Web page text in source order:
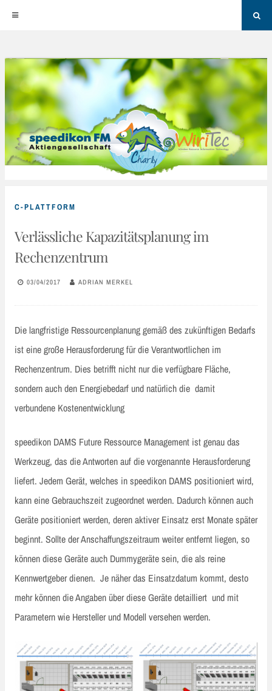
content
C-PLATTFORM
Verlässliche Kapazitätsplanung im
Rechenzentrum
03/04/2017 ADRIAN MERKEL
Die langfristige Ressourcenplanung gemäß des zukünftigen Bedarfs
ist eine große Herausforderung für die Verantwortlichen im
Rechenzentrum. Dies betrifft nicht nur die verfügbare Fläche,
sondern auch den Energiebedarf und natürlich die damit
verbundene Kostenentwicklung
speedikon DAMS Future Ressource Management ist genau das
Werkzeug, das die Antworten auf die vorgenannte Herausforderung
liefert. Jedem Gerät, welches in speedikon DAMS positioniert wird,
kann eine Gebrauchszeit zugeordnet werden. Dadurch können auch
Geräte positioniert werden, deren aktiver Einsatz erst Monate später
beginnt. Sollte der Anschaffungszeitraum weiter entfernt liegen, so
können diese Geräte auch Dummygeräte sein, die als reine
Kennwertgeber dienen. Je näher das Einsatzdatum kommt, desto
mehr können die Angaben über diese Geräte detailliert und mit
Parametern wie Hersteller und Modell versehen werden.